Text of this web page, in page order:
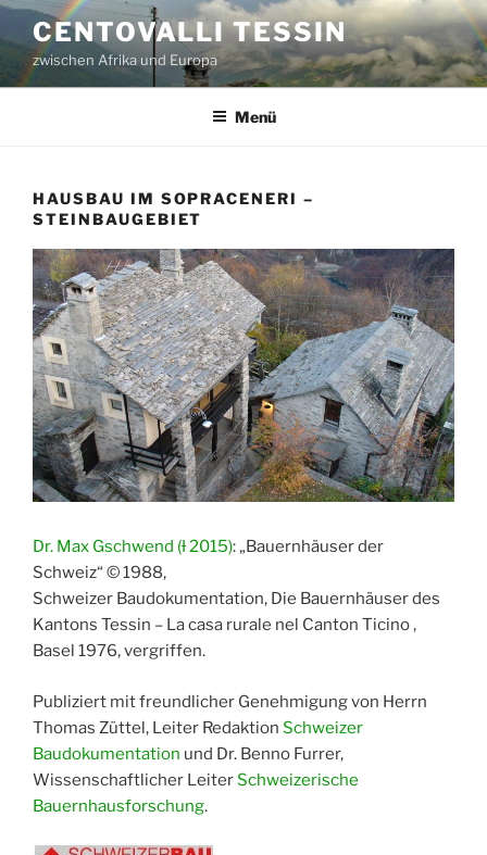
Zum
Inhalt
springen
CENTOVALLI TESSIN
zwischen Afrika und Europa
Menü
HAUSBAU IM SOPRACENERI –
STEINBAUGEBIET
Dr. Max Gschwend (Ɨ 2015): „Bauernhäuser der
Schweiz“ © 1988,
Schweizer Baudokumentation, Die Bauernhäuser des
Kantons Tessin – La casa rurale nel Canton Ticino ,
Basel 1976, vergriffen.
Publiziert mit freundlicher Genehmigung von Herrn
Thomas Züttel, Leiter Redaktion Schweizer
Baudokumentation und Dr. Benno Furrer,
Wissenschaftlicher LeiterSchweizerische
Bauernhausforschung.